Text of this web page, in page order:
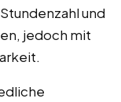
und
jedoch mit